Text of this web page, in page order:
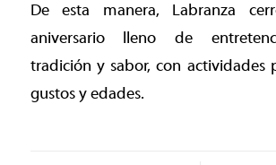
De esta manera, Labranza
aniversario lleno de
tradición y sabor, con actividades
gustos y edades.